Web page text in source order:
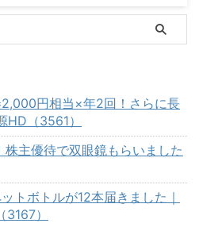
2,000円相当×年2回！さらに長
（3561）
株主優待で双眼鏡もらいました
トボトルが12本届きました｜
）